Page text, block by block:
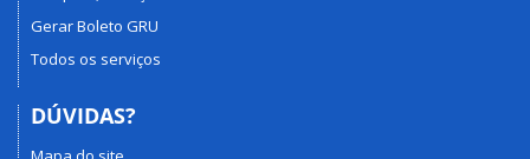
Gerar Boleto GRU
Todos os serviços
DÚVIDAS?